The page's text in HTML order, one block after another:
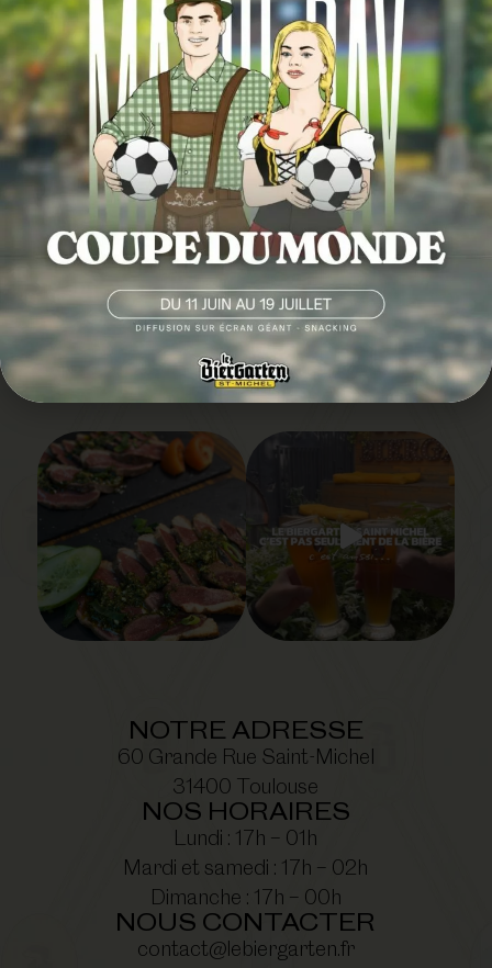
SUIVEZ-NOUS EN
IMAGE
@LEBIERGARTENSAINTMICHEL
NOTRE ADRESSE
60 Grande Rue Saint-Michel
31400 Toulouse
NOS HORAIRES
Lundi : 17h – 01h
Mardi et samedi : 17h – 02h
Dimanche : 17h – 00h
NOUS CONTACTER
contact@lebiergarten.fr